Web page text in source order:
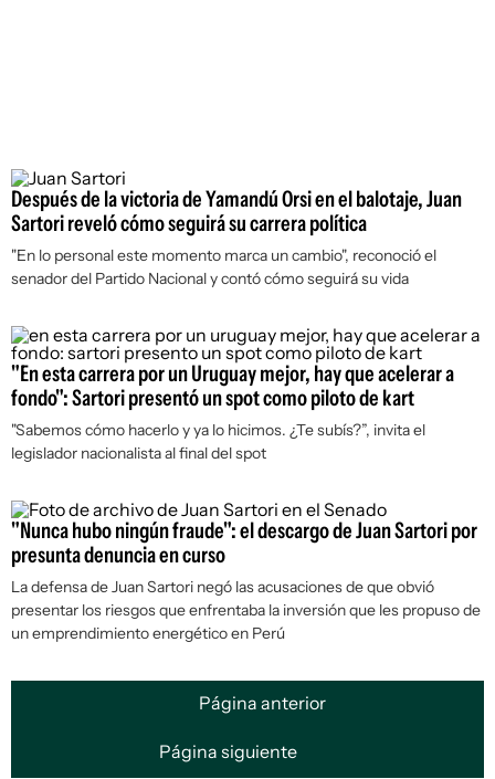
Después de la victoria de Yamandú Orsi en el balotaje, Juan
Sartori reveló cómo seguirá su carrera política
"En lo personal este momento marca un cambio", reconoció el
senador del Partido Nacional y contó cómo seguirá su vida
"En esta carrera por un Uruguay mejor, hay que acelerar a
fondo": Sartori presentó un spot como piloto de kart
"Sabemos cómo hacerlo y ya lo hicimos. ¿Te subís?”, invita el
legislador nacionalista al final del spot
"Nunca hubo ningún fraude": el descargo de Juan Sartori por
presunta denuncia en curso
La defensa de Juan Sartori negó las acusaciones de que obvió
presentar los riesgos que enfrentaba la inversión que les propuso de
un emprendimiento energético en Perú
Página anterior
Página siguiente